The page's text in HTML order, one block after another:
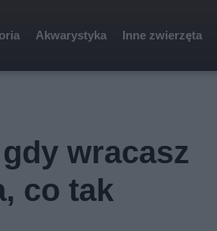
Akwarystyka Inne zwierzęta
wracasz
co tak